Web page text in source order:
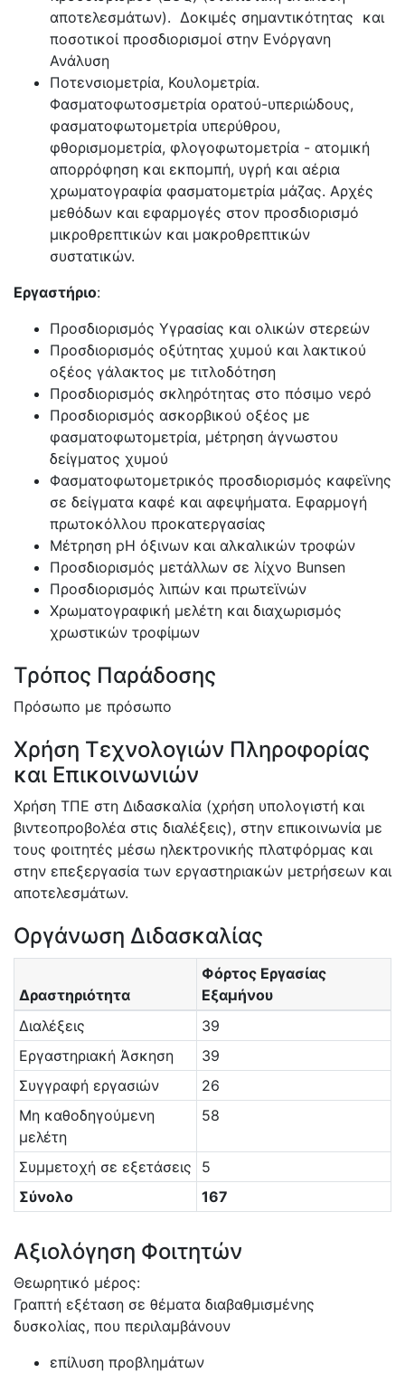
αποτελεσμάτων). Δοκιμές σημαντικότητας και
ποσοτικοί προσδιορισμοί στην Ενόργανη
Ανάλυση
Ποτενσιομετρία, Κουλομετρία.
Φασματοφωτοσμετρία ορατού-υπεριώδους,
φασματοφωτομετρία υπερύθρου,
φθορισμομετρία, φλογοφωτομετρία - ατομική
απορρόφηση και εκπομπή, υγρή και αέρια
χρωματογραφία φασματομετρία μάζας. Αρχές
μεθόδων και εφαρμογές στον προσδιορισμό
μικροθρεπτικών και μακροθρεπτικών
συστατικών.
Εργαστήριο:
Προσδιορισμός Υγρασίας και ολικών στερεών
Προσδιορισμός οξύτητας χυμού και λακτικού
οξέος γάλακτος με τιτλοδότηση
Προσδιορισμός σκληρότητας στο πόσιμο νερό
Προσδιορισμός ασκορβικού οξέος με
φασματοφωτομετρία, μέτρηση άγνωστου
δείγματος χυμού
Φασματοφωτομετρικός προσδιορισμός καφεϊνης
σε δείγματα καφέ και αφεψήματα. Εφαρμογή
πρωτοκόλλου προκατεργασίας
Μέτρηση pH όξινων και αλκαλικών τροφών
Προσδιορισμός μετάλλων σε λίχνο Bunsen
Προσδιορισμός λιπών και πρωτεϊνών
Χρωματογραφική μελέτη και διαχωρισμός
χρωστικών τροφίμων
Τρόπος Παράδοσης
Πρόσωπο με πρόσωπο
Χρήση Τεχνολογιών Πληροφορίας
και Επικοινωνιών
Χρήση ΤΠΕ στη Διδασκαλία (χρήση υπολογιστή και
βιντεοπροβολέα στις διαλέξεις), στην επικοινωνία με
τους φοιτητές μέσω ηλεκτρονικής πλατφόρμας και
στην επεξεργασία των εργαστηριακών μετρήσεων και
αποτελεσμάτων.
Οργάνωση Διδασκαλίας
Δραστηριότητα
Φόρτος Εργασίας
Εξαμήνου
Διαλέξεις
39
Εργαστηριακή Άσκηση
39
Συγγραφή εργασιών
26
Μη καθοδηγούμενη
μελέτη
58
Συμμετοχή σε εξετάσεις
5
Σύνολο
167
Αξιολόγηση Φοιτητών
Θεωρητικό μέρος:
Γραπτή εξέταση σε θέματα διαβαθμισμένης
δυσκολίας, που περιλαμβάνουν
επίλυση προβλημάτων